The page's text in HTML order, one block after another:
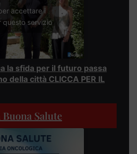
accettare i
questo servizio
la sfida per il futuro passa
della città CLICCA PER IL
Buona Salute